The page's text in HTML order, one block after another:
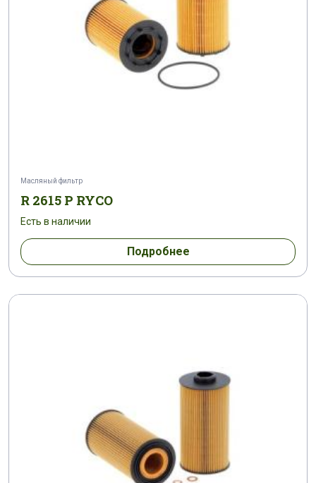
Масляный фильтр
R 2615 P RYCO
Есть в наличии
Подробнее